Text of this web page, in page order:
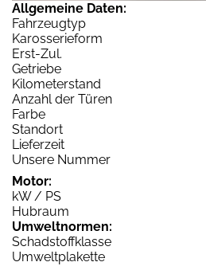
Allgemeine Daten:
Fahrzeugtyp
Karosserieform
Erst-Zul.
Getriebe
Kilometerstand
Anzahl der Türen
Farbe
Standort
Lieferzeit
Unsere Nummer
Motor:
kW / PS
Hubraum
Umweltnormen:
Schadstoffklasse
Umweltplakette